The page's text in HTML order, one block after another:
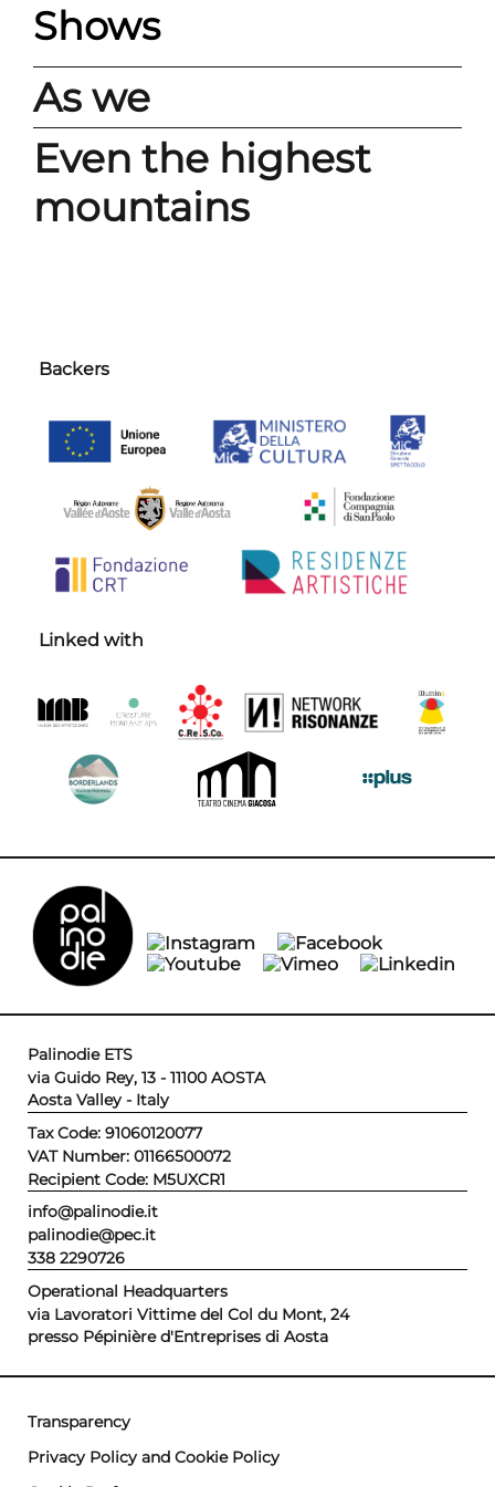
Shows
As we
Even the highest
mountains
Backers
Linked with
Palinodie ETS
via Guido Rey, 13 - 11100 AOSTA
Aosta Valley - Italy
Tax Code: 91060120077
VAT Number: 01166500072
Recipient Code: M5UXCR1
info@palinodie.it
palinodie@pec.it
338 2290726
Operational Headquarters
via Lavoratori Vittime del Col du Mont, 24
presso Pépinière d'Entreprises di Aosta
Transparency
Privacy Policy and Cookie Policy